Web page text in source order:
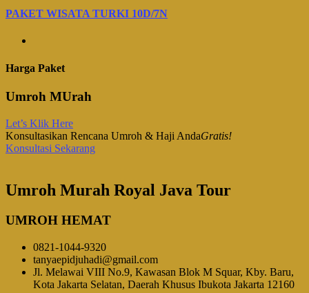
PAKET WISATA TURKI 10D/7N
Harga Paket
Umroh MUrah
Let’s Klik Here
Konsultasikan Rencana Umroh & Haji AndaGratis!
Konsultasi Sekarang
Umroh Murah Royal Java Tour
UMROH HEMAT
0821-1044-9320
tanyaepidjuhadi@gmail.com
Jl. Melawai VIII No.9, Kawasan Blok M Squar, Kby. Baru,
Kota Jakarta Selatan, Daerah Khusus Ibukota Jakarta 12160